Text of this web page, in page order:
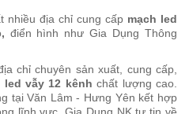
nhiều địa chỉ cung cấp mạch led
, điển hình như Gia Dụng Thông
chỉ chuyên sản xuất, cung cấp,
led vẫy 12 kênh chất lượng cao.
tại Văn Lâm - Hưng Yên kết hợp